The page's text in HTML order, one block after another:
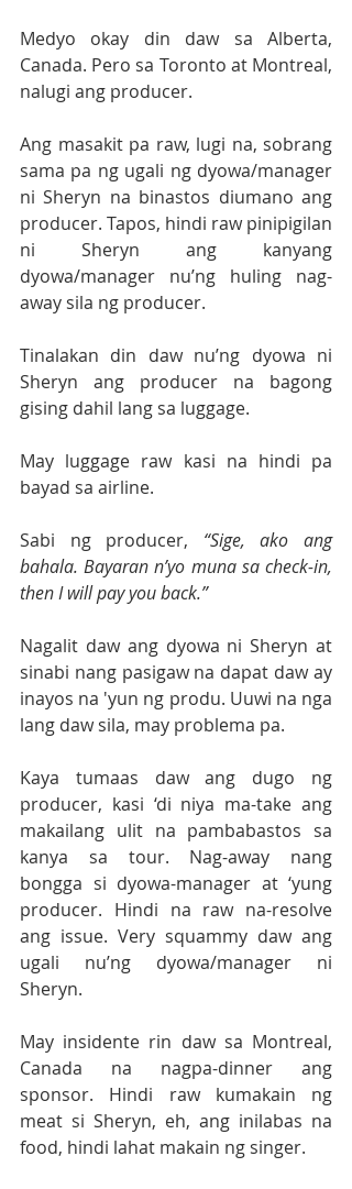
Medyo okay din daw sa Alberta,
Canada. Pero sa Toronto at Montreal,
nalugi ang producer.
Ang masakit pa raw, lugi na, sobrang
sama pa ng ugali ng dyowa/manager
ni Sheryn na binastos diumano ang
producer. Tapos, hindi raw pinipigilan
ni Sheryn ang kanyang
dyowa/manager nu’ng huling nag-
away sila ng producer.
Tinalakan din daw nu’ng dyowa ni
Sheryn ang producer na bagong
gising dahil lang sa luggage.
May luggage raw kasi na hindi pa
bayad sa airline.
Sabi ng producer, “Sige, ako ang
bahala. Bayaran n’yo muna sa check-in,
then I will pay you back.”
Nagalit daw ang dyowa ni Sheryn at
sinabi nang pasigaw na dapat daw ay
inayos na 'yun ng produ. Uuwi na nga
lang daw sila, may problema pa.
Kaya tumaas daw ang dugo ng
producer, kasi ‘di niya ma-take ang
makailang ulit na pambabastos sa
kanya sa tour. Nag-away nang
bongga si dyowa-manager at ‘yung
producer. Hindi na raw na-resolve
ang issue. Very squammy daw ang
ugali nu’ng dyowa/manager ni
Sheryn.
May insidente rin daw sa Montreal,
Canada na nagpa-dinner ang
sponsor. Hindi raw kumakain ng
meat si Sheryn, eh, ang inilabas na
food, hindi lahat makain ng singer.